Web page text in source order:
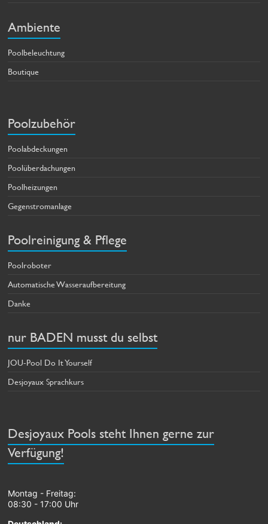
Ambiente
Poolbeleuchtung
Boutique
Poolzubehör
Poolabdeckungen
Poolüberdachungen
Poolheizungen
Gegenstromanlage
Poolreinigung & Pflege
Poolroboter
Automatische Wasseraufbereitung
Danke
nur BADEN musst du selbst
JOU-Pool Do It Yourself
Desjoyaux Sprachkurs
Desjoyaux Pools steht Ihnen gerne zur
Verfügung!
Montag - Freitag:
08:30 - 17:00 Uhr